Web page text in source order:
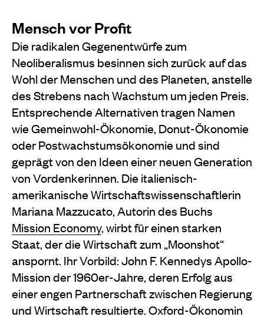
Mensch vor Profit
Die radikalen Gegenentwürfe zum
Neoliberalismus besinnen sich zurück auf das
Wohl der Menschen und des Planeten, anstelle
des Strebens nach Wachstum um jeden Preis.
Entsprechende Alternativen tragen Namen
wie Gemeinwohl-Ökonomie, Donut-Ökonomie
oder Postwachstumsökonomie und sind
geprägt von den Ideen einer neuen Generation
von Vordenkerinnen. Die italienisch-
amerikanische Wirtschaftswissenschaftlerin
Mariana Mazzucato, Autorin des Buchs
Mission Economy, wirbt für einen starken
Staat, der die Wirtschaft zum „Moonshot“
anspornt. Ihr Vorbild: John F. Kennedys Apollo-
Mission der 1960er-Jahre, deren Erfolg aus
einer engen Partnerschaft zwischen Regierung
und Wirtschaft resultierte. Oxford-Ökonomin